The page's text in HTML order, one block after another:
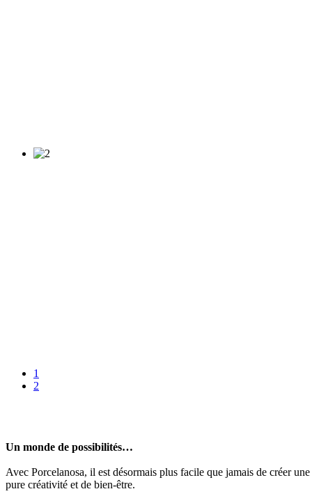
1
2
Un monde de possibilités…
Avec Porcelanosa, il est désormais plus facile que jamais de créer
pure créativité et de bien-être.